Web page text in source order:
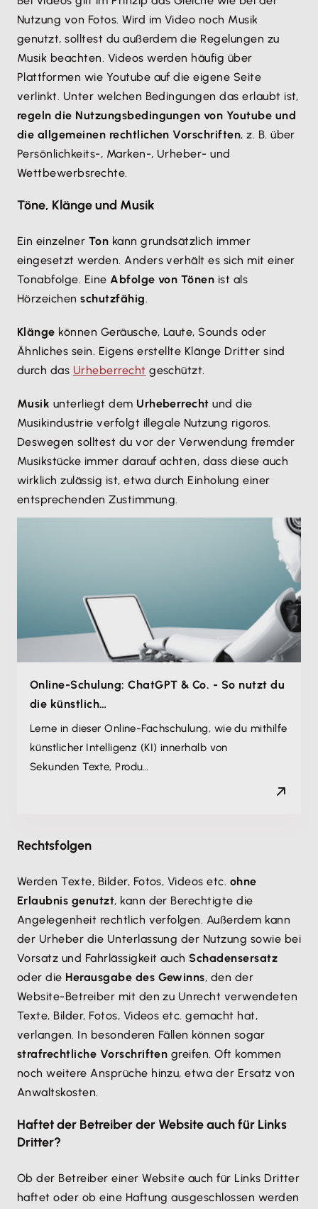
Nutzung von Fotos. Wird im Video noch Musik
genutzt, solltest du außerdem die Regelungen zu
Musik beachten. Videos werden häufig über
Plattformen wie Youtube auf die eigene Seite
verlinkt. Unter welchen Bedingungen das erlaubt ist,
regeln die Nutzungsbedingungen von Youtube und
die allgemeinen rechtlichen Vorschriften, z. B. über
Persönlichkeits-, Marken-, Urheber- und
Wettbewerbsrechte.
Töne, Klänge und Musik
Ein einzelner Ton kann grundsätzlich immer
eingesetzt werden. Anders verhält es sich mit einer
Tonabfolge. EineAbfolge von Tönen ist als
Hörzeichenschutzfähig.
Klänge können Geräusche, Laute, Sounds oder
Ähnliches sein. Eigens erstellte Klänge Dritter sind
durch das Urheberrecht geschützt.
Musik unterliegt dem Urheberrechtund die
Musikindustrie verfolgt illegale Nutzung rigoros.
Deswegen solltest du vor der Verwendung fremder
Musikstücke immer darauf achten, dass diese auch
wirklich zulässig ist, etwa durch Einholung einer
entsprechenden Zustimmung.
Online-Schulung: ChatGPT & Co. - So nutzt du
die künstlich…
Lerne in dieser Online-Fachschulung, wie du mithilfe
künstlicher Intelligenz (KI) innerhalb von
Sekunden Texte, Produ…
Rechtsfolgen
Werden Texte, Bilder, Fotos, Videos etc. ohne
Erlaubnis genutzt, kann der Berechtigte die
Angelegenheit rechtlich verfolgen. Außerdem kann
der Urheber die Unterlassung der Nutzung sowie bei
Vorsatz und Fahrlässigkeit auchSchadensersatz
oder die Herausgabe des Gewinns, den der
Website-Betreiber mit den zu Unrecht verwendeten
Texte, Bilder, Fotos, Videos etc. gemacht hat,
verlangen. In besonderen Fällen können sogar
strafrechtliche Vorschriften greifen. Oft kommen
noch weitere Ansprüche hinzu, etwa der Ersatz von
Anwaltskosten.
Haftet der Betreiber der Website auch für Links
Dritter?
Ob der Betreiber einer Website auch für Links Dritter
haftet oder ob eine Haftung ausgeschlossen werden